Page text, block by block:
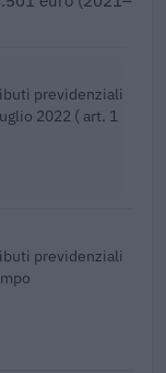
previdenziali
2022 ( art. 1
previdenziali